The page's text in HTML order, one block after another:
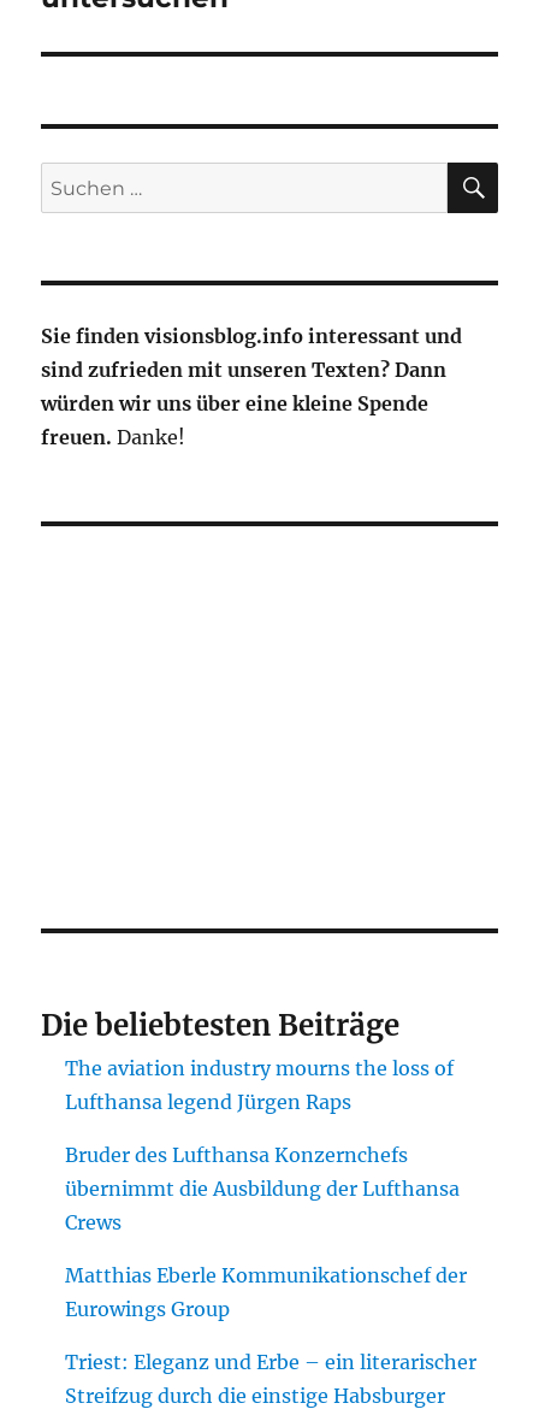
Suche
nach:
Sie finden visionsblog.info interessant und
sind zufrieden mit unseren Texten? Dann
würden wir uns über eine kleine Spende
freuen. Danke!
Die beliebtesten Beiträge
The aviation industry mourns the loss of
Lufthansa legend Jürgen Raps
Bruder des Lufthansa Konzernchefs
übernimmt die Ausbildung der Lufthansa
Crews
Matthias Eberle Kommunikationschef der
Eurowings Group
Triest: Eleganz und Erbe – ein literarischer
Streifzug durch die einstige Habsburger